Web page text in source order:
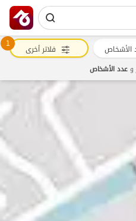
الأشخاص 1 فلاتر أخرى
وعدد الأشخاص